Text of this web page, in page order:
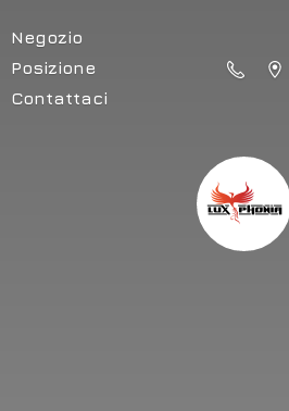
Negozio
Posizione
Contattaci